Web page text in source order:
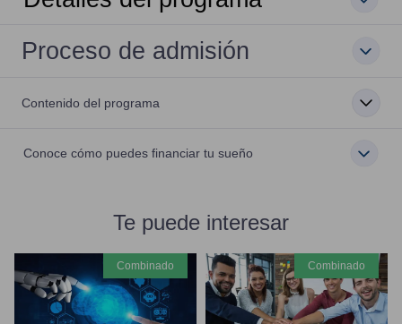
Proceso de admisión
Contenido del programa
Conoce cómo puedes financiar tu sueño
Te puede interesar
combinado combinado